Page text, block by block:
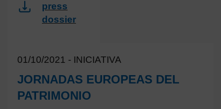
press
dossier
01/10/2021 - INICIATIVA
JORNADAS EUROPEAS DEL
PATRIMONIO